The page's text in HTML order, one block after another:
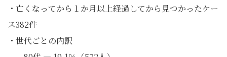
・亡くなってから１か月以上経過してから見つかったケー
ス382件
・世代ごとの内訳